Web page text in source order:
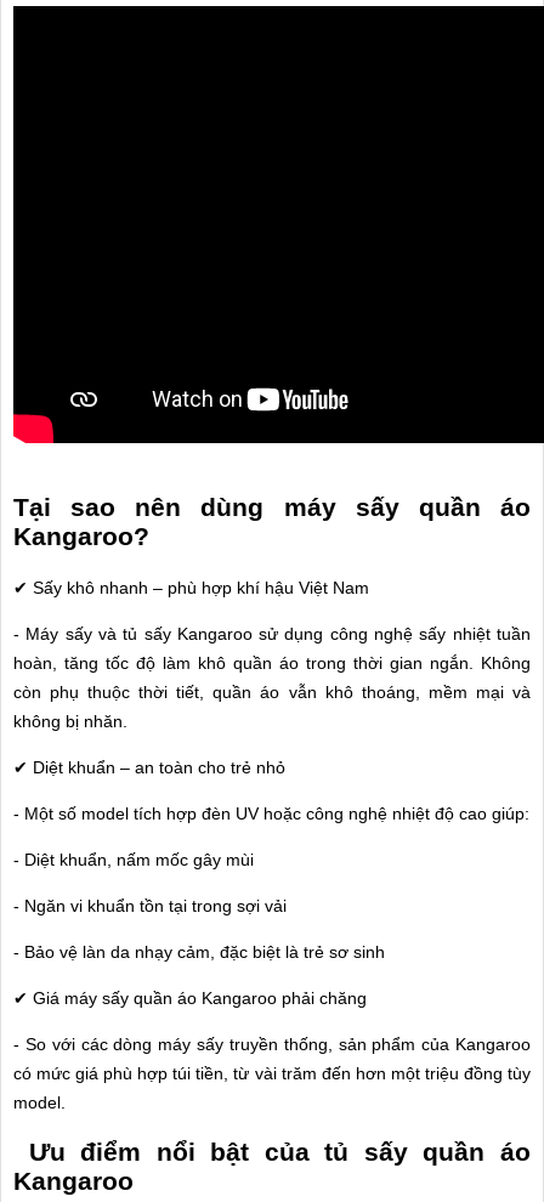
NGHIỆM
Tại sao nên dùng máy sấy quần áo
Kangaroo?
✔ Sấy khô nhanh – phù hợp khí hậu Việt Nam
- Máy sấy và tủ sấy Kangaroo sử dụng công nghệ sấy nhiệt tuần
hoàn, tăng tốc độ làm khô quần áo trong thời gian ngắn. Không
còn phụ thuộc thời tiết, quần áo vẫn khô thoáng, mềm mại và
không bị nhăn.
✔ Diệt khuẩn – an toàn cho trẻ nhỏ
- Một số model tích hợp đèn UV hoặc công nghệ nhiệt độ cao giúp:
- Diệt khuẩn, nấm mốc gây mùi
- Ngăn vi khuẩn tồn tại trong sợi vải
- Bảo vệ làn da nhạy cảm, đặc biệt là trẻ sơ sinh
✔ Giá máy sấy quần áo Kangaroo phải chăng
- So với các dòng máy sấy truyền thống, sản phẩm của Kangaroo
có mức giá phù hợp túi tiền, từ vài trăm đến hơn một triệu đồng tùy
model.
Ưu điểm nổi bật của tủ sấy quần áo
Kangaroo